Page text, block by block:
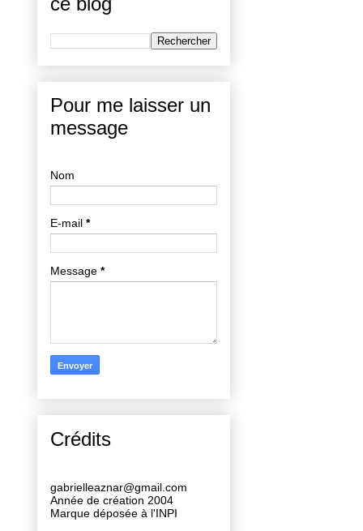
Pour me laisser un
message
Nom
E-mail *
Message *
Crédits
gabrielleaznar@gmail.com
Année de création 2004
Marque déposée à l'INPI